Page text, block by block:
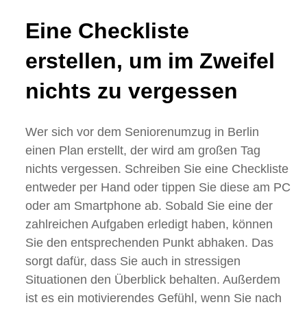
Eine Checkliste
erstellen, um im Zweifel
nichts zu vergessen
Wer sich vor dem Seniorenumzug in Berlin
einen Plan erstellt, der wird am großen Tag
nichts vergessen. Schreiben Sie eine Checkliste
entweder per Hand oder tippen Sie diese am PC
oder am Smartphone ab. Sobald Sie eine der
zahlreichen Aufgaben erledigt haben, können
Sie den entsprechenden Punkt abhaken. Das
sorgt dafür, dass Sie auch in stressigen
Situationen den Überblick behalten. Außerdem
ist es ein motivierendes Gefühl, wenn Sie nach